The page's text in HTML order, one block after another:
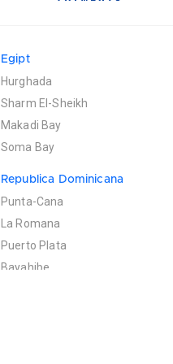
Egipt
Hurghada
Sharm El-Sheikh
Makadi Bay
Soma Bay
Republica Dominicana
Punta-Cana
La Romana
Puerto Plata
Bayahibe